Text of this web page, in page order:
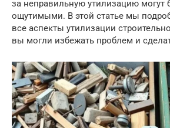
за неправильную утилизацию могут
ощутимыми. В этой статье мы
все аспекты утилизации
вы могли избежать проблем и